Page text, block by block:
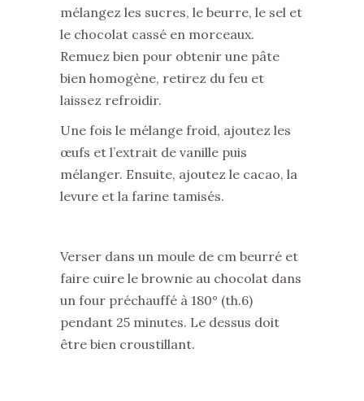
mélangez les sucres, le beurre, le sel et
le chocolat cassé en morceaux.
Remuez bien pour obtenir une pâte
bien homogène, retirez du feu et
laissez refroidir.
Une fois le mélange froid, ajoutez les
œufs et l’extrait de vanille puis
mélanger. Ensuite, ajoutez le cacao, la
levure et la farine tamisés.
Verser dans un moule de cm beurré et
faire cuire le brownie au chocolat dans
un four préchauffé à 180° (th.6)
pendant 25 minutes. Le dessus doit
être bien croustillant.